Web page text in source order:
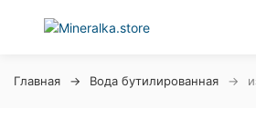
Главная Вода бутилированная